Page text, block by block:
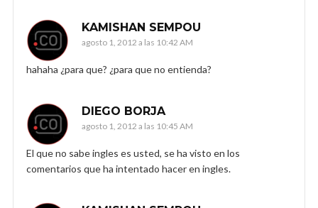
KAMISHAN SEMPOU
agosto 1, 2012 a las 10:42 AM
hahaha ¿para que? ¿para que no entienda?
DIEGO BORJA
agosto 1, 2012 a las 10:45 AM
El que no sabe ingles es usted, se ha visto en los
comentarios que ha intentado hacer en ingles.